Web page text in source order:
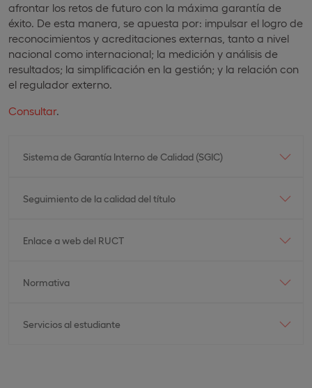
afrontar los retos de futuro con la máxima garantía de
éxito. De esta manera, se apuesta por: impulsar el logro de
reconocimientos y acreditaciones externas, tanto a nivel
nacional como internacional; la medición y análisis de
resultados; la simplificación en la gestión; y la relación con
el regulador externo.
Consultar.
Sistema de Garantía Interno de Calidad (SGIC)
Seguimiento de la calidad del título
Enlace a web del RUCT
Normativa
Servicios al estudiante